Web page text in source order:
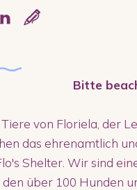
Bitte
von Floriela, der
das ehrenamtlich
Shelter. Wir sind
den über 100 Hunden